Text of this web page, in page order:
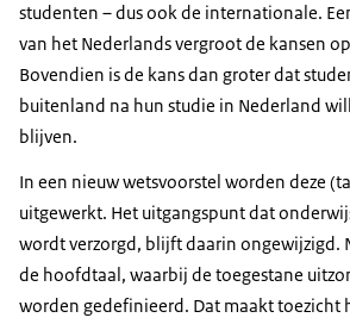
studenten – dus ook de internationale.
van het Nederlands vergroot de kansen
Bovendien is de kans dan groter dat
buitenland na hun studie in Nederland
blijven.
In een nieuw wetsvoorstel worden deze
uitgewerkt. Het uitgangspunt dat
wordt verzorgd, blijft daarin ongewijzigd.
de hoofdtaal, waarbij de toegestane
worden gedefinieerd. Dat maakt toezicht